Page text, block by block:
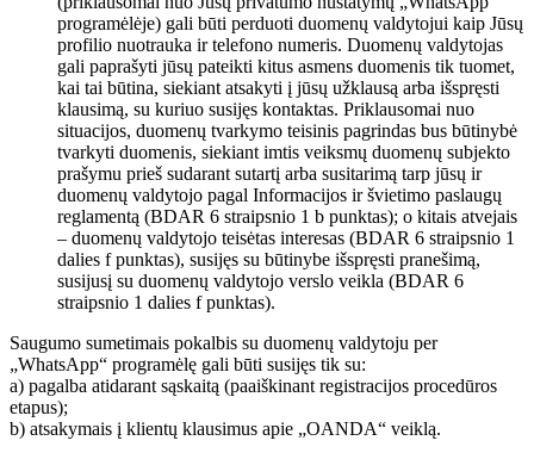
programėlėje) gali būti perduoti duomenų valdytojui kaip Jūsų
profilio nuotrauka ir telefono numeris. Duomenų valdytojas
gali paprašyti jūsų pateikti kitus asmens duomenis tik tuomet,
kai tai būtina, siekiant atsakyti į jūsų užklausą arba išspręsti
klausimą, su kuriuo susijęs kontaktas. Priklausomai nuo
situacijos, duomenų tvarkymo teisinis pagrindas bus būtinybė
tvarkyti duomenis, siekiant imtis veiksmų duomenų subjekto
prašymu prieš sudarant sutartį arba susitarimą tarp jūsų ir
duomenų valdytojo pagal Informacijos ir švietimo paslaugų
reglamentą (BDAR 6 straipsnio 1 b punktas); o kitais atvejais
– duomenų valdytojo teisėtas interesas (BDAR 6 straipsnio 1
dalies f punktas), susijęs su būtinybe išspręsti pranešimą,
susijusį su duomenų valdytojo verslo veikla (BDAR 6
straipsnio 1 dalies f punktas).
Saugumo sumetimais pokalbis su duomenų valdytoju per
„WhatsApp“ programėlę gali būti susijęs tik su:
a) pagalba atidarant sąskaitą (paaiškinant registracijos procedūros
etapus);
b) atsakymais į klientų klausimus apie „OANDA“ veiklą.